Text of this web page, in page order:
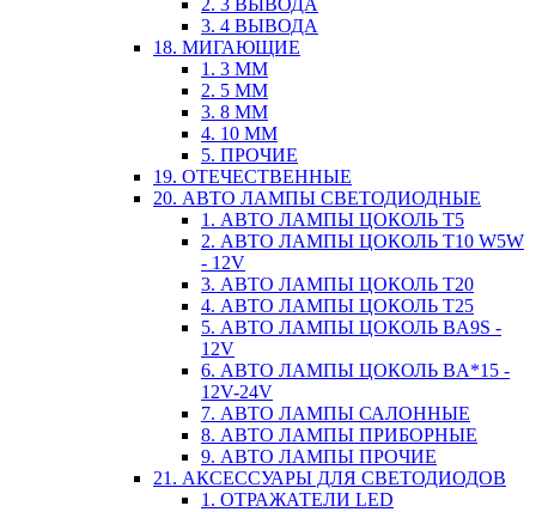
2. 3 ВЫВОДА
3. 4 ВЫВОДА
18. МИГАЮЩИЕ
1. 3 ММ
2. 5 ММ
3. 8 ММ
4. 10 ММ
5. ПРОЧИЕ
19. ОТЕЧЕСТВЕННЫЕ
20. АВТО ЛАМПЫ СВЕТОДИОДНЫЕ
1. АВТО ЛАМПЫ ЦОКОЛЬ T5
2. АВТО ЛАМПЫ ЦОКОЛЬ T10 W5W
- 12V
3. АВТО ЛАМПЫ ЦОКОЛЬ T20
4. АВТО ЛАМПЫ ЦОКОЛЬ T25
5. АВТО ЛАМПЫ ЦОКОЛЬ BA9S -
12V
6. АВТО ЛАМПЫ ЦОКОЛЬ BA*15 -
12V-24V
7. АВТО ЛАМПЫ САЛОННЫЕ
8. АВТО ЛАМПЫ ПРИБОРНЫЕ
9. АВТО ЛАМПЫ ПРОЧИЕ
21. АКСЕССУАРЫ ДЛЯ СВЕТОДИОДОВ
1. ОТРАЖАТЕЛИ LED